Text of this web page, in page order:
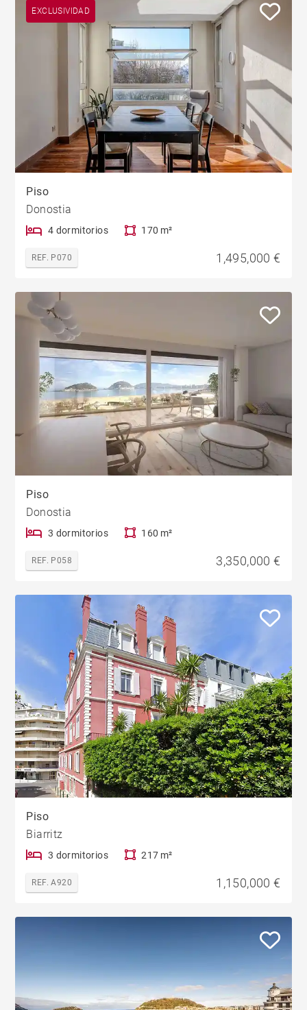
EXCLUSIVIDAD
Piso
Donostia
4 dormitorios 170 m²
REF. P070 1,495,000 €
Piso
Donostia
3 dormitorios 160 m²
REF. P058 3,350,000 €
Piso
Biarritz
3 dormitorios 217 m²
REF. A920 1,150,000 €